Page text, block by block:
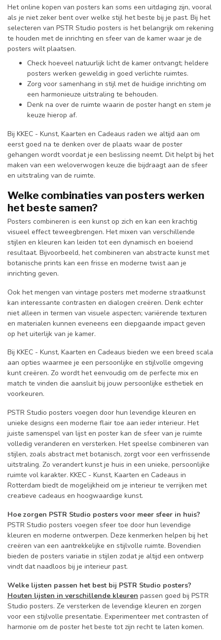
Het online kopen van posters kan soms een uitdaging zijn, vooral
als je niet zeker bent over welke stijl het beste bij je past. Bij het
selecteren van PSTR Studio posters is het belangrijk om rekening
te houden met de inrichting en sfeer van de kamer waar je de
posters wilt plaatsen.
Check hoeveel natuurlijk licht de kamer ontvangt; heldere
posters werken geweldig in goed verlichte ruimtes.
Zorg voor samenhang in stijl met de huidige inrichting om
een harmonieuze uitstraling te behouden.
Denk na over de ruimte waarin de poster hangt en stem je
keuze hierop af.
Bij KKEC - Kunst, Kaarten en Cadeaus raden we altijd aan om
eerst goed na te denken over de plaats waar de poster
gehangen wordt voordat je een beslissing neemt. Dit helpt bij het
maken van een weloverwogen keuze die bijdraagt aan de sfeer
en uitstraling van de ruimte.
Welke combinaties van posters werken
het beste samen?
Posters combineren is een kunst op zich en kan een krachtig
visueel effect teweegbrengen. Het mixen van verschillende
stijlen en kleuren kan leiden tot een dynamisch en boeiend
resultaat. Bijvoorbeeld, het combineren van abstracte kunst met
botanische prints kan een frisse en moderne twist aan je
inrichting geven.
Ook het mengen van vintage posters met moderne straatkunst
kan interessante contrasten en dialogen creëren. Denk echter
niet alleen in termen van visuele aspecten; variërende texturen
en materialen kunnen eveneens een diepgaande impact geven
op het uiterlijk van je kamer.
Bij KKEC - Kunst, Kaarten en Cadeaus bieden we een breed scala
aan opties waarmee je een persoonlijke en stijlvolle omgeving
kunt creëren. Zo wordt het eenvoudig om de perfecte mix en
match te vinden die aansluit bij jouw persoonlijke esthetiek en
voorkeuren.
PSTR Studio posters voegen door hun levendige kleuren en
unieke designs een moderne flair toe aan ieder interieur. Het
juiste samenspel van lijst en poster kan de sfeer van je ruimte
volledig veranderen en versterken. Het speelse combineren van
stijlen, zoals abstract met botanisch, zorgt voor een verfrissende
uitstraling. Zo verandert kunst je huis in een unieke, persoonlijke
ruimte vol karakter. KKEC - Kunst, Kaarten en Cadeaus in
Rotterdam biedt de mogelijkheid om je interieur te verrijken met
creatieve cadeaus en hoogwaardige kunst.
Hoe zorgen PSTR Studio posters voor meer sfeer in huis?
PSTR Studio posters voegen sfeer toe door hun levendige
kleuren en moderne ontwerpen. Deze kenmerken helpen bij het
creëren van een aantrekkelijke en stijlvolle ruimte. Bovendien
bieden de posters variatie in stijlen zodat je altijd een ontwerp
vindt dat naadloos bij je interieur past.
Welke lijsten passen het best bij PSTR Studio posters?
Houten lijsten in verschillende kleuren passen goed bij PSTR
Studio posters. Ze versterken de levendige kleuren en zorgen
voor een stijlvolle presentatie. Experimenteer met contrasten of
harmonie om de poster het beste tot zijn recht te laten komen.